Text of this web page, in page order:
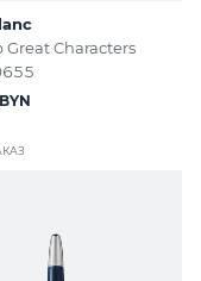
Great Characters